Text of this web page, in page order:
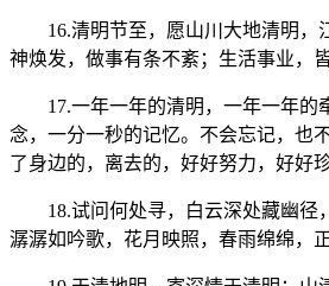
16.清明节至，愿山川大地清明，
神焕发，做事有条不紊；生活事业，
17.一年一年的清明，一年一年的
念，一分一秒的记忆。不会忘记，也
了身边的，离去的，好好努力，好好珍
18.试问何处寻，白云深处藏幽径
潺潺如吟歌，花月映照，春雨绵绵，